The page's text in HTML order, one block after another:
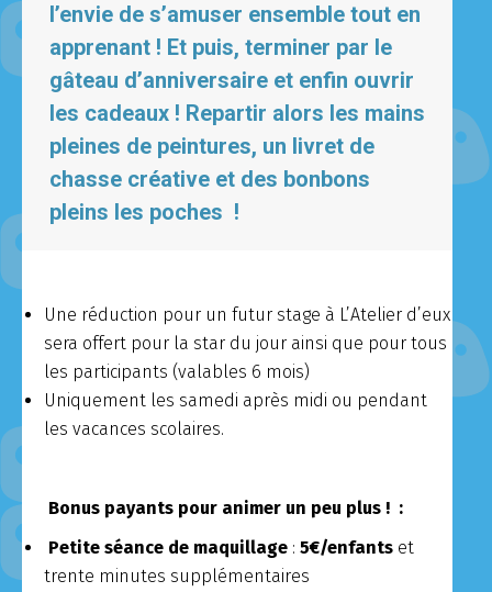
l’envie de s’amuser ensemble tout en
apprenant ! Et puis, terminer par le
gâteau d’anniversaire et enfin ouvrir
les cadeaux ! Repartir alors les mains
pleines de peintures, un livret de
chasse créative et des bonbons
pleins les poches !
Une réduction pour un futur stage à L’Atelier d’eux
sera offert pour la star du jour ainsi que pour tous
les participants (valables 6 mois)
Uniquement les samedi après midi ou pendant
les vacances scolaires.
Bonus payants pour animer un peu plus ! :
Petite séance de maquillage : 5€/enfants et
trente minutes supplémentaires